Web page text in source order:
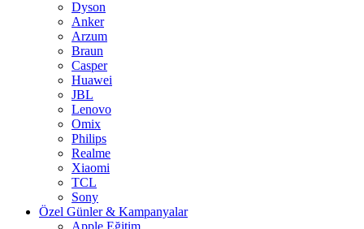
Dyson
Anker
Arzum
Braun
Casper
Huawei
JBL
Lenovo
Omix
Philips
Realme
Xiaomi
TCL
Sony
Özel Günler & Kampanyalar